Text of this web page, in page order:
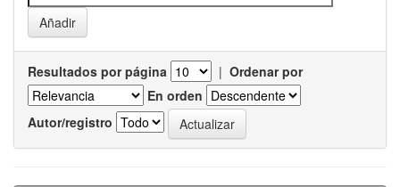
Resultados por página | Ordenar por
En orden
Autor/registro